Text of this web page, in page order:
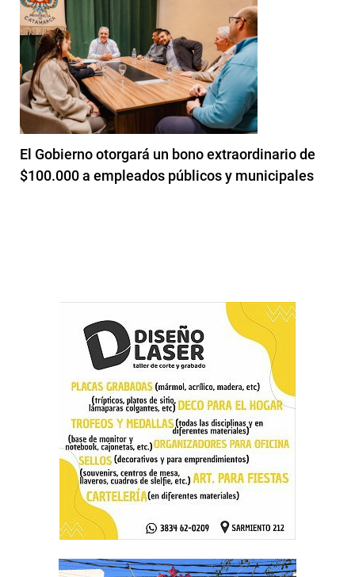
El Gobierno otorgará un bono extraordinario de
$100.000 a empleados públicos y municipales